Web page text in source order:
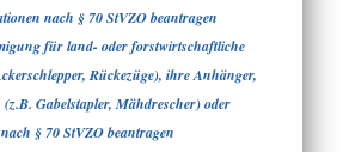
nach § 70 StVZO beantragen
für land- oder forstwirtschaftliche
Rückezüge), ihre Anhänger,
Gabelstapler, Mähdrescher) oder
§ 70 StVZO beantragen